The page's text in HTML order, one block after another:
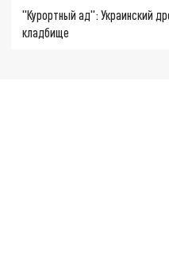
"Курортный ад": Украинский
кладбище